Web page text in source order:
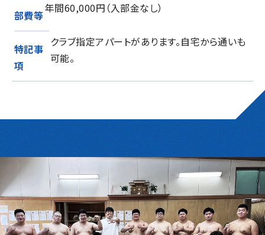
部費等
年間60,000円（入部金なし）
特記事
項
クラブ指定アパートがあります。自宅から通いも
可能。